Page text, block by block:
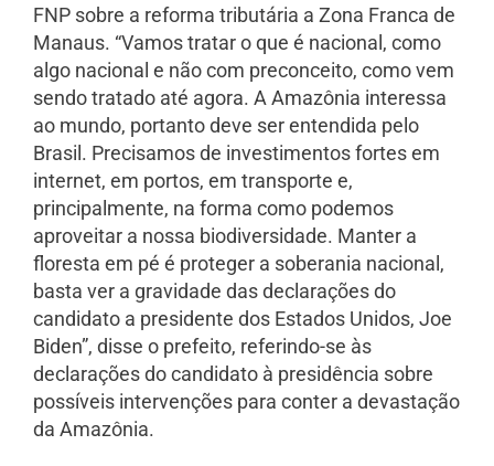
FNP sobre a reforma tributária a Zona Franca de
Manaus. “Vamos tratar o que é nacional, como
algo nacional e não com preconceito, como vem
sendo tratado até agora. A Amazônia interessa
ao mundo, portanto deve ser entendida pelo
Brasil. Precisamos de investimentos fortes em
internet, em portos, em transporte e,
principalmente, na forma como podemos
aproveitar a nossa biodiversidade. Manter a
floresta em pé é proteger a soberania nacional,
basta ver a gravidade das declarações do
candidato a presidente dos Estados Unidos, Joe
Biden”, disse o prefeito, referindo-se às
declarações do candidato à presidência sobre
possíveis intervenções para conter a devastação
da Amazônia.